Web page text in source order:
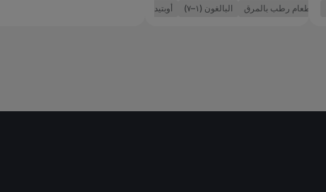
طعام رطب بالمرق البالغون (١–٧) أوبتيدايجست